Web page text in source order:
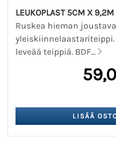
LEUKOPLAST 5CM X 9,2M
Ruskea hieman joustava
yleiskiinnelaastariteippi.
leveää teippiä. BDF...